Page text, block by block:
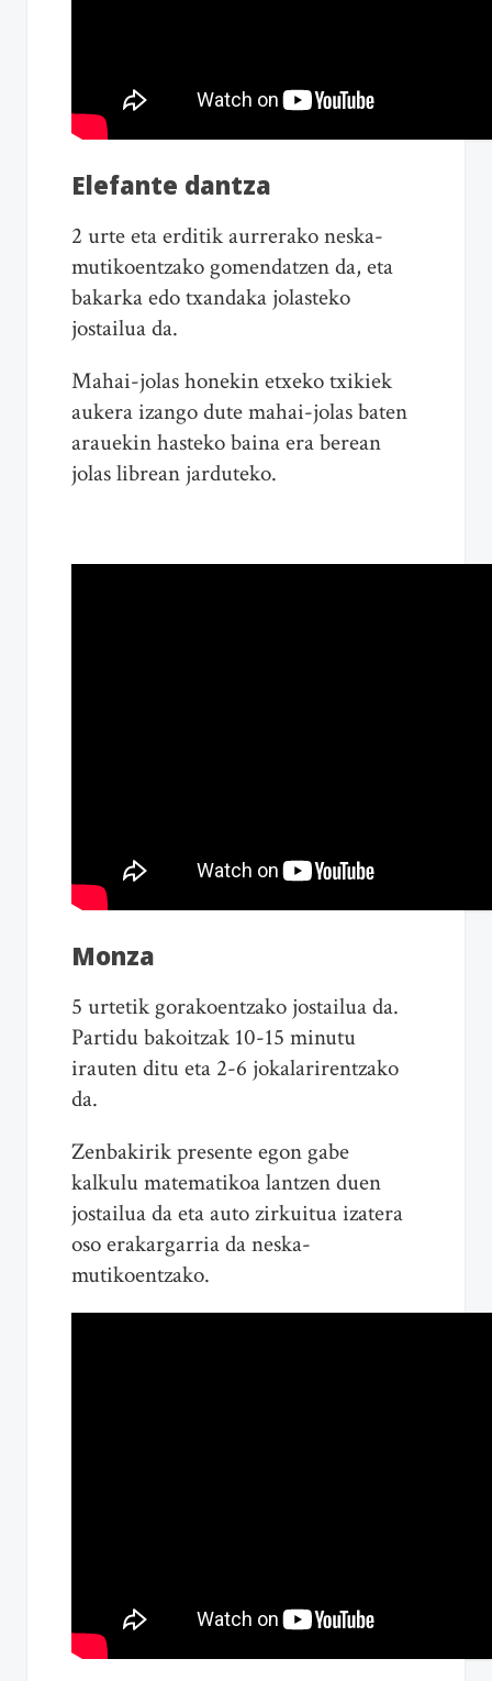
Elefante dantza
2 urte eta erditik aurrerako neska-
mutikoentzako gomendatzen da, eta
bakarka edo txandaka jolasteko
jostailua da.
Mahai-jolas honekin etxeko txikiek
aukera izango dute mahai-jolas baten
arauekin hasteko baina era berean
jolas librean jarduteko.
Monza
5 urtetik gorakoentzako jostailua da.
Partidu bakoitzak 10-15 minutu
irauten ditu eta 2-6 jokalarirentzako
da.
Zenbakirik presente egon gabe
kalkulu matematikoa lantzen duen
jostailua da eta auto zirkuitua izatera
oso erakargarria da neska-
mutikoentzako.